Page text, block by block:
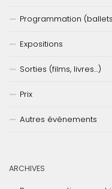
Programmation
Expositions
Sorties (films, livres…)
Prix
Autres événements
ARCHIVES